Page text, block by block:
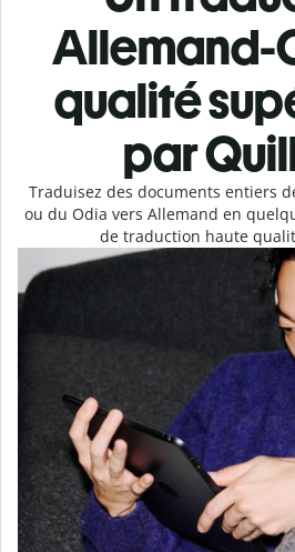
Allemand-
qualité
par
Traduisez des documents entiers
ou du Odia vers Allemand en
de traduction haute